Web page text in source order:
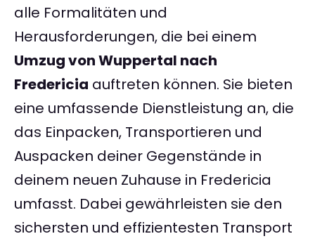
alle Formalitäten und
Herausforderungen, die bei einem
Umzug von Wuppertal nach
Fredericia auftreten können. Sie bieten
eine umfassende Dienstleistung an, die
das Einpacken, Transportieren und
Auspacken deiner Gegenstände in
deinem neuen Zuhause in Fredericia
umfasst. Dabei gewährleisten sie den
sichersten und effizientesten Transport